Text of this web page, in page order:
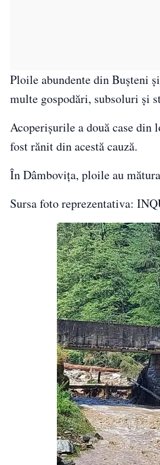
Ploile abundente din Bușteni
multe gospodări, subsoluri și
Acoperișurile a două case din
fost rănit din acestă cauză.
În Dâmbovița, ploile au
Sursa foto reprezentativa: